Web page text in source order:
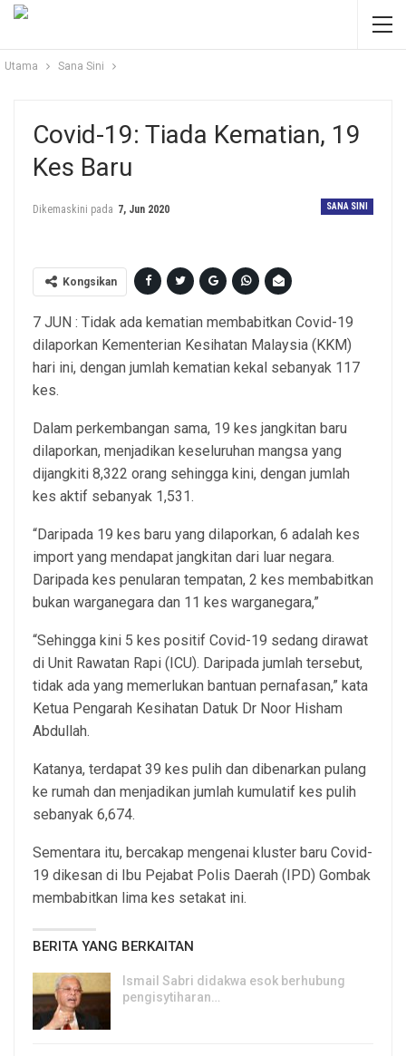
Utama Sana Sini
Covid-19: Tiada Kematian, 19
Kes Baru
SANA SINI
Dikemaskini pada 7, Jun 2020
Kongsikan
7 JUN : Tidak ada kematian membabitkan Covid-19
dilaporkan Kementerian Kesihatan Malaysia (KKM)
hari ini, dengan jumlah kematian kekal sebanyak 117
kes.
Dalam perkembangan sama, 19 kes jangkitan baru
dilaporkan, menjadikan keseluruhan mangsa yang
dijangkiti 8,322 orang sehingga kini, dengan jumlah
kes aktif sebanyak 1,531.
“Daripada 19 kes baru yang dilaporkan, 6 adalah kes
import yang mendapat jangkitan dari luar negara.
Daripada kes penularan tempatan, 2 kes membabitkan
bukan warganegara dan 11 kes warganegara,”
“Sehingga kini 5 kes positif Covid-19 sedang dirawat
di Unit Rawatan Rapi (ICU). Daripada jumlah tersebut,
tidak ada yang memerlukan bantuan pernafasan,” kata
Ketua Pengarah Kesihatan Datuk Dr Noor Hisham
Abdullah.
Katanya, terdapat 39 kes pulih dan dibenarkan pulang
ke rumah dan menjadikan jumlah kumulatif kes pulih
sebanyak 6,674.
Sementara itu, bercakap mengenai kluster baru Covid-
19 dikesan di Ibu Pejabat Polis Daerah (IPD) Gombak
membabitkan lima kes setakat ini.
BERITA YANG BERKAITAN
Ismail Sabri didakwa esok berhubung
pengisytiharan…